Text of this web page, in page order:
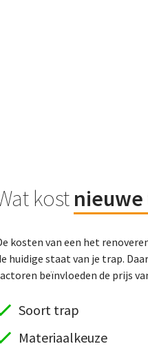
kost
kosten van een het
huidige staat van je trap.
beïnvloeden de prijs
Soort trap
Materiaalkeuze